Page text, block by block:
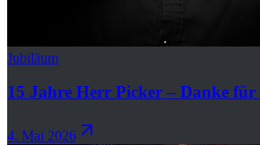
Jubiläum
15 Jahre Herr Picker – Danke
4. Mai 2026